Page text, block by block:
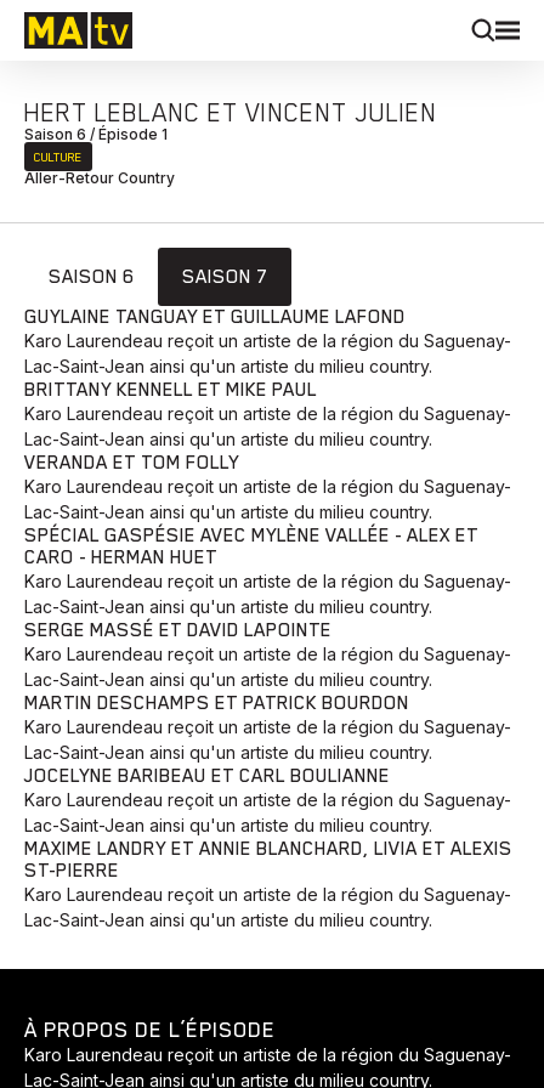
HERT LEBLANC ET VINCENT JULIEN
Saison 6 / Épisode 1
CULTURE
Aller-Retour Country
SAISON 6
SAISON 7
GUYLAINE TANGUAY ET GUILLAUME LAFOND
Karo Laurendeau reçoit un artiste de la région du Saguenay-
Lac-Saint-Jean ainsi qu'un artiste du milieu country.
BRITTANY KENNELL ET MIKE PAUL
Karo Laurendeau reçoit un artiste de la région du Saguenay-
Lac-Saint-Jean ainsi qu'un artiste du milieu country.
VERANDA ET TOM FOLLY
Karo Laurendeau reçoit un artiste de la région du Saguenay-
Lac-Saint-Jean ainsi qu'un artiste du milieu country.
SPÉCIAL GASPÉSIE AVEC MYLÈNE VALLÉE - ALEX ET
CARO - HERMAN HUET
Karo Laurendeau reçoit un artiste de la région du Saguenay-
Lac-Saint-Jean ainsi qu'un artiste du milieu country.
SERGE MASSÉ ET DAVID LAPOINTE
Karo Laurendeau reçoit un artiste de la région du Saguenay-
Lac-Saint-Jean ainsi qu'un artiste du milieu country.
MARTIN DESCHAMPS ET PATRICK BOURDON
Karo Laurendeau reçoit un artiste de la région du Saguenay-
Lac-Saint-Jean ainsi qu'un artiste du milieu country.
JOCELYNE BARIBEAU ET CARL BOULIANNE
Karo Laurendeau reçoit un artiste de la région du Saguenay-
Lac-Saint-Jean ainsi qu'un artiste du milieu country.
MAXIME LANDRY ET ANNIE BLANCHARD, LIVIA ET ALEXIS
ST-PIERRE
Karo Laurendeau reçoit un artiste de la région du Saguenay-
Lac-Saint-Jean ainsi qu'un artiste du milieu country.
À PROPOS DE L’ÉPISODE
Karo Laurendeau reçoit un artiste de la région du Saguenay-
Lac-Saint-Jean ainsi qu'un artiste du milieu country.